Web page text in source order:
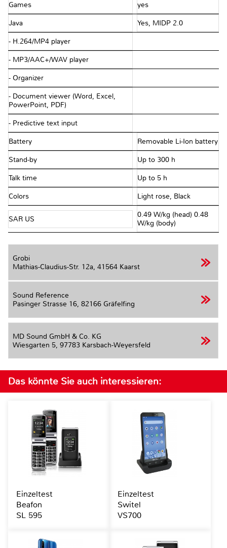
Games yes
Java Yes, MIDP 2.0
- H.264/MP4 player
- MP3/AAC+/WAV player
- Organizer
- Document viewer (Word, Excel,
PowerPoint, PDF)
- Predictive text input
Battery Removable Li-Ion battery
Stand-by Up to 300 h
Talk time Up to 5 h
Colors Light rose, Black
SAR US
0.49 W/kg (head) 0.48
W/kg (body)
Grobi
Mathias-Claudius-Str. 12a, 41564 Kaarst
Sound Reference
Pasinger Strasse 16, 82166 Gräfelfing
MD Sound GmbH & Co. KG
Wiesgarten 5, 97783 Karsbach-Weyersfeld
Das könnte Sie auch interessieren:
Einzeltest
Beafon
SL 595
Einzeltest
Switel
VS700